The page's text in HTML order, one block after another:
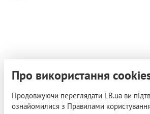
Про використання
Продовжуючи переглядати LB.ua ви
ознайомилися з Правилами